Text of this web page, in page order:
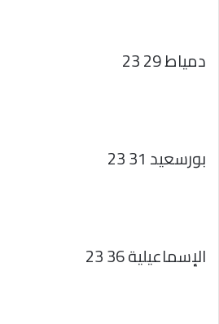
دمياط 29 23
بورسعيد 31 23
الإسماعيلية 36 23